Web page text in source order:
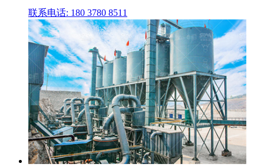
联系电话: 180 3780 8511